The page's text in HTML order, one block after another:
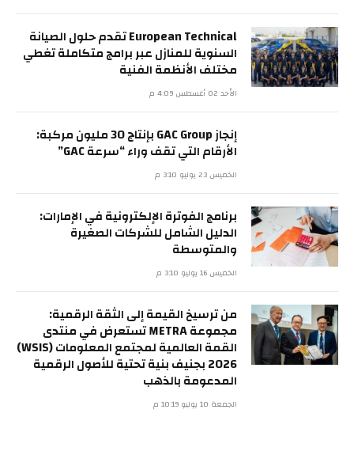
European Technical تقدم حلول الصيانة
السنوية للمنازل عبر برامج متكاملة تغطي
مختلف الأنظمة الفنية
الأحد 02 أغسطس 4:09 م
إنجاز GAC Group بإنتاج 30 مليون مركبة:
الأرقام التي تقف وراء “سرعة GAC”
الخميس 23 يوليو 3:10 م
برنامج الفوترة الإلكترونية في الإمارات:
الدليل الشامل للشركات الصغيرة
والمتوسطة
الخميس 16 يوليو 3:10 م
من ترسيخ القيمة إلى الثقة الرقمية:
مجموعة METRA تستعرض في منتدى
القمة العالمية لمجتمع المعلومات (WSIS)
2026 بجنيف بنية تحتية للأصول الرقمية
المدعومة بالذهب
الجمعة 10 يوليو 10:19 م